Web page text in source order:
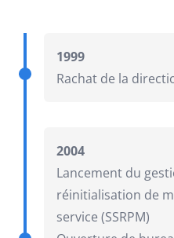
1999
Rachat de la
2004
Lancement du
réinitialisation de
service (SSRPM)